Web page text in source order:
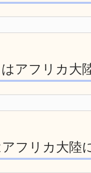
アフリカ大
フリカ大陸